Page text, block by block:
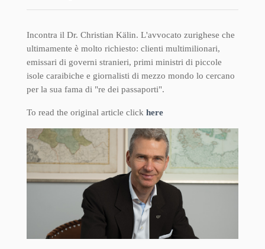
Incontra il Dr. Christian Kälin. L'avvocato zurighese che
ultimamente è molto richiesto: clienti multimilionari,
emissari di governi stranieri, primi ministri di piccole
isole caraibiche e giornalisti di mezzo mondo lo cercano
per la sua fama di "re dei passaporti".
To read the original article click here